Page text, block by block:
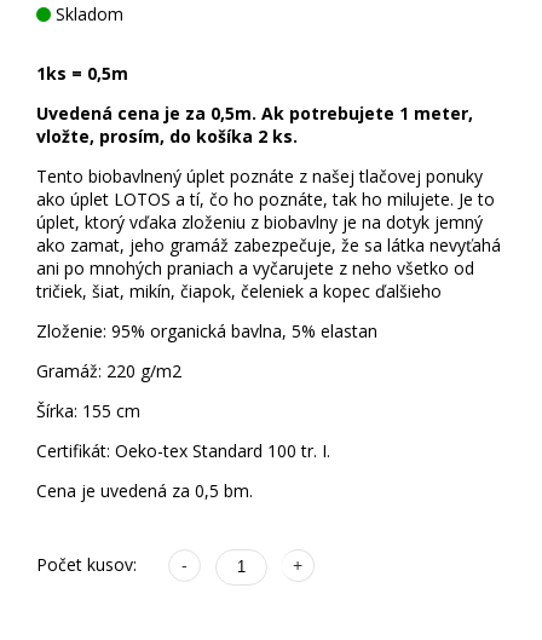
Skladom
1ks = 0,5m
Uvedená cena je za 0,5m. Ak potrebujete 1 meter,
vložte, prosím, do košíka 2 ks.
Tento biobavlnený úplet poznáte z našej tlačovej ponuky
ako úplet LOTOS a tí, čo ho poznáte, tak ho milujete. Je to
úplet, ktorý vďaka zloženiu z biobavlny je na dotyk jemný
ako zamat, jeho gramáž zabezpečuje, že sa látka nevyťahá
ani po mnohých praniach a vyčarujete z neho všetko od
tričiek, šiat, mikín, čiapok, čeleniek a kopec ďalšieho
Zloženie: 95% organická bavlna, 5% elastan
Gramáž: 220 g/m2
Šírka: 155 cm
Certifikát: Oeko-tex Standard 100 tr. I.
Cena je uvedená za 0,5 bm.
Počet kusov: +
-
D
U
K
T
Y
J
E
D
N
O
F
A
R
E
B
N
L